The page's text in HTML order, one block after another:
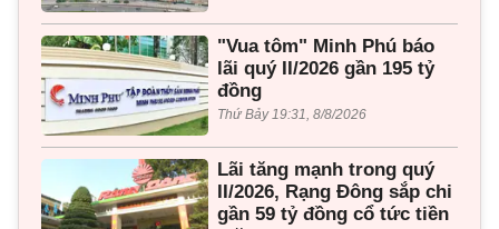
"Vua tôm" Minh Phú báo
lãi quý II/2026 gần 195 tỷ
đồng
Thứ Bảy 19:31, 8/8/2026
Lãi tăng mạnh trong quý
II/2026, Rạng Đông sắp chi
gần 59 tỷ đồng cổ tức tiền